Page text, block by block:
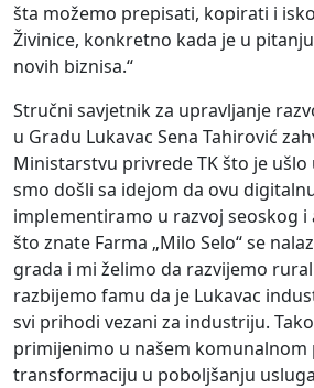
šta možemo prepisati, kopirati i
Živinice, konkretno kada je u
novih biznisa.“
Stručni savjetnik za upravljanje
u Gradu Lukavac Sena Tahirović
Ministarstvu privrede TK što je ušlo
smo došli sa idejom da ovu
implementiramo u razvoj seoskog
što znate Farma „Milo Selo“ se
grada i mi želimo da razvijemo
razbijemo famu da je Lukavac
svi prihodi vezani za industriju.
primijenimo u našem
transformaciju u poboljšanju